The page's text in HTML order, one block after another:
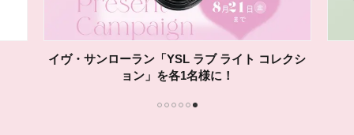
イヴ・サンローラン「YSL ラブ ライト コレクシ
ョン」を各1名様に！